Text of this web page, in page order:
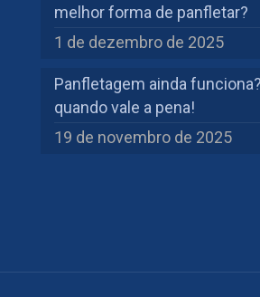
melhor forma de panfletar?
1 de dezembro de 2025
Panfletagem ainda
quando vale a pena!
19 de novembro de 2025